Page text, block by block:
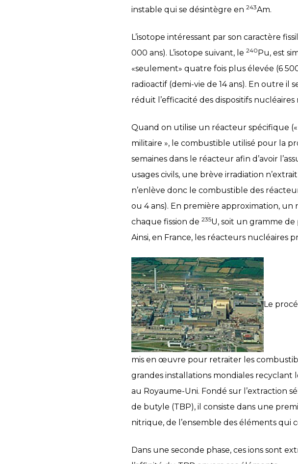
instable qui se désintègre en 243Am.
L’isotope intéressant par son caractère
000 ans). L’isotope suivant, le 240Pu, est
«seulement» quatre fois plus élevée (6
radioactif (demi-vie de 14 ans). En outre il
réduit l’efficacité des dispositifs nucléaires
Quand on utilise un réacteur spécifique
militaire », le combustible utilisé pour la
semaines dans le réacteur afin d’avoir
usages civils, une brève irradiation
n’enlève donc le combustible des
ou 4 ans). En première approximation,
chaque fission de 235U, soit un gramme
Ainsi, en France, les réacteurs nucléaires
Le
mis en œuvre pour retraiter les
grandes installations mondiales recyclant
au Royaume-Uni. Fondé sur l’extraction
de butyle (TBP), il consiste dans une
nitrique, de l’ensemble des éléments qui
Dans une seconde phase, ces ions sont